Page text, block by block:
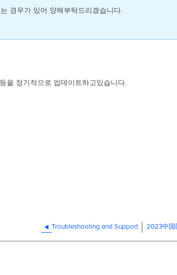
경우가 있어 양해부탁드리겠습니다.
을 정기적으로 업데이트하고있습니다.
Troubleshooting and Support 2023中国